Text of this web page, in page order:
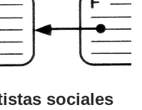
sociales